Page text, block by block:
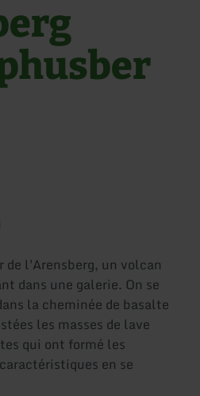
l'Arensberg, un volcan
dans une galerie. On se
la cheminée de basalte
les masses de lave
qui ont formé les
en se